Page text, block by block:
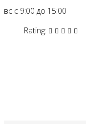
вс с 9:00 до 15:00
Rating: